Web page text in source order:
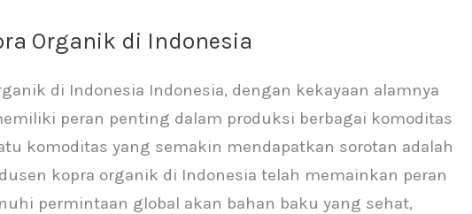
Organik di Indonesia
di Indonesia Indonesia, dengan kekayaan alamnya
peran penting dalam produksi berbagai komoditas
komoditas yang semakin mendapatkan sorotan adalah
kopra organik di Indonesia telah memainkan peran
permintaan global akan bahan baku yang sehat,